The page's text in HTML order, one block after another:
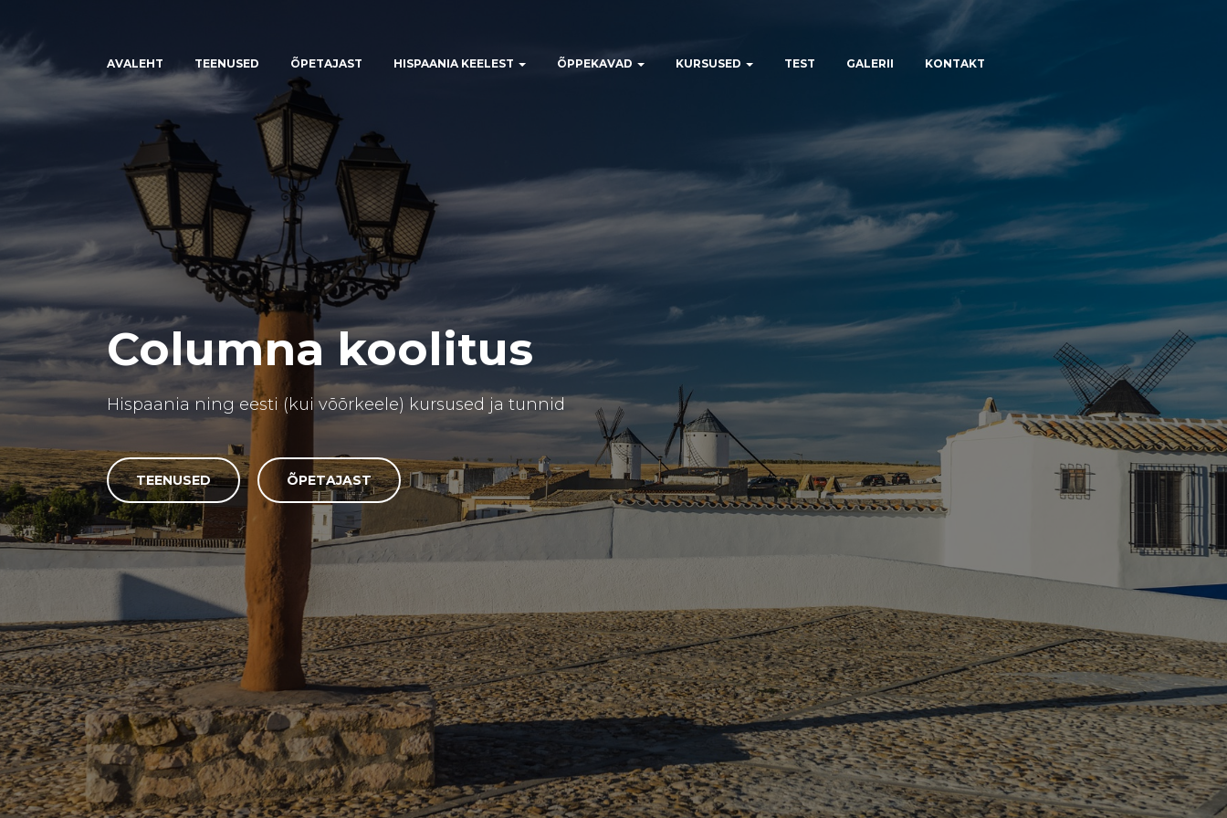
AVALEHT TEENUSED ÕPETAJAST HISPAANIA KEELEST ÕPPEKAVAD KURSUSED TEST GALERII KONTAKT
Columna koolitus
Hispaania ning eesti (kui võõrkeele) kursused ja tunnid
TEENUSED ÕPETAJAST